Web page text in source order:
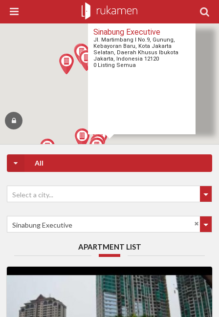
1
1
Sinabung Executive
Jl. Martimbang I No.9, Gunung,
Kebayoran Baru, Kota Jakarta
Selatan, Daerah Khusus Ibukota
Jakarta, Indonesia 12120
0 Listing Semua
All
Select a city...
Sinabung Executive
APARTMENT LIST